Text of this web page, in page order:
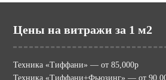
Цены на витражи за 1 м2
Техника «Тиффани» — от 85,000р
Техника «Тиффани+Фьюзинг» — от